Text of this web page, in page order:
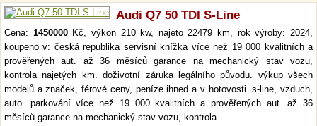
Audi Q7 50 TDI S-Line
Cena: 1450000Kč, výkon 210 kw, najeto 22479 km, rok výroby: 2024,
koupeno v: česká republika servisní knížka více než 19 000 kvalitních a
prověřených aut. až 36 měsíců garance na mechanický stav vozu,
kontrola najetých km. doživotní záruka legálního původu. výkup všech
modelů a značek, férové ceny, peníze ihned a v hotovosti. s-line, vzduch,
auto. parkování více než 19 000 kvalitních a prověřených aut. až 36
měsíců garance na mechanický stav vozu, kontrola…